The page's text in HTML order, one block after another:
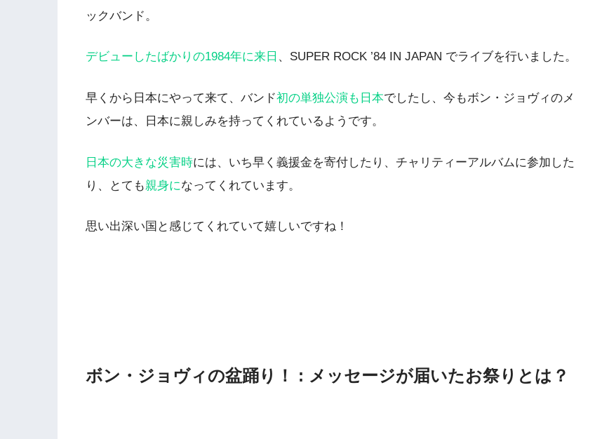
ックバンド。
デビューしたばかりの1984年に来日 、SUPER ROCK ’84 IN JAPAN でライブを行いました。
早くから日本にやって来て、バンド初の単独公演も日本でしたし、今もボン・ジョヴィのメ
ンバーは、日本に親しみを持ってくれているようです。
日本の大きな災害時には、いち早く義援金を寄付したり、チャリティーアルバムに参加した
り、とても親身になってくれています。
思い出深い国と感じてくれていて嬉しいですね！
ボン・ジョヴィの盆踊り！ : メッセージが届いたお祭りとは？